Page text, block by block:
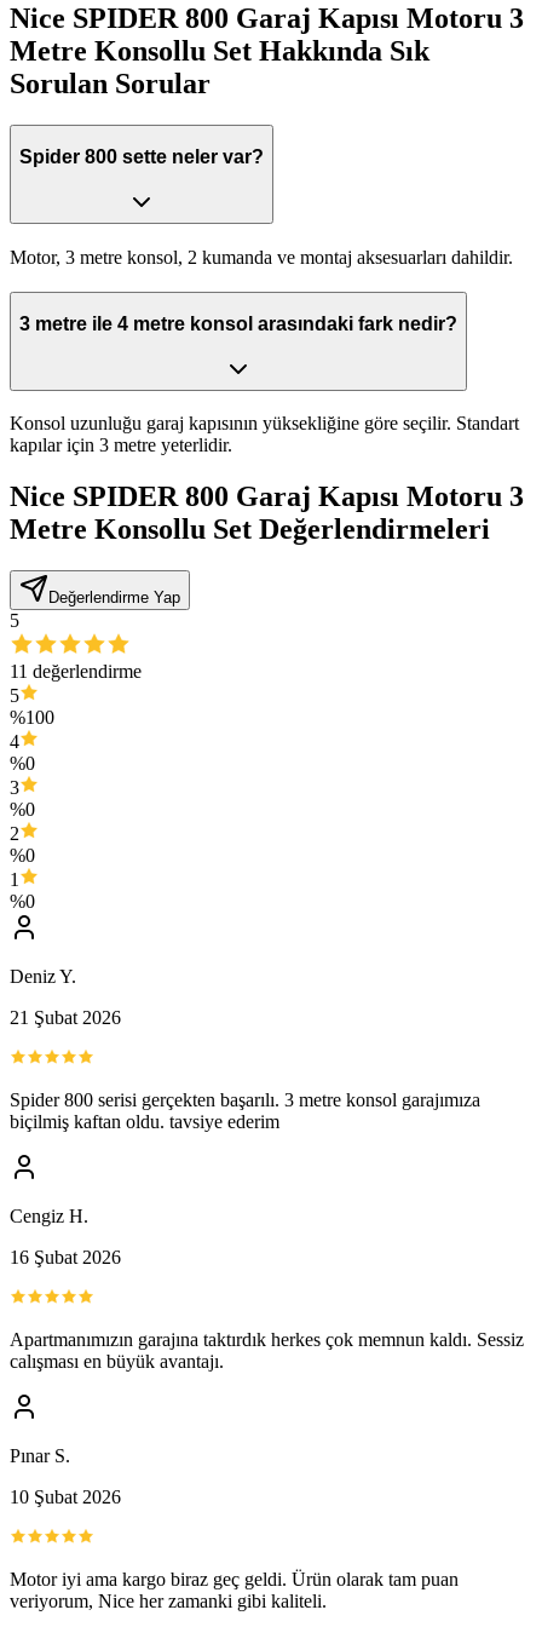
Nice SPIDER 800 Garaj Kapısı Motoru 3
Metre Konsollu Set Hakkında Sık
Sorulan Sorular
Spider 800 sette neler var?
Motor, 3 metre konsol, 2 kumanda ve montaj aksesuarları dahildir.
3 metre ile 4 metre konsol arasındaki fark nedir?
Konsol uzunluğu garaj kapısının yüksekliğine göre seçilir. Standart
kapılar için 3 metre yeterlidir.
Nice SPIDER 800 Garaj Kapısı Motoru 3
Metre Konsollu Set Değerlendirmeleri
Değerlendirme Yap
5
11 değerlendirme
5
%100
4
%0
3
%0
2
%0
1
%0
Deniz Y.
21 Şubat 2026
Spider 800 serisi gerçekten başarılı. 3 metre konsol garajımıza
biçilmiş kaftan oldu. tavsiye ederim
Cengiz H.
16 Şubat 2026
Apartmanımızın garajına taktırdık herkes çok memnun kaldı. Sessiz
calışması en büyük avantajı.
Pınar S.
10 Şubat 2026
Motor iyi ama kargo biraz geç geldi. Ürün olarak tam puan
veriyorum, Nice her zamanki gibi kaliteli.